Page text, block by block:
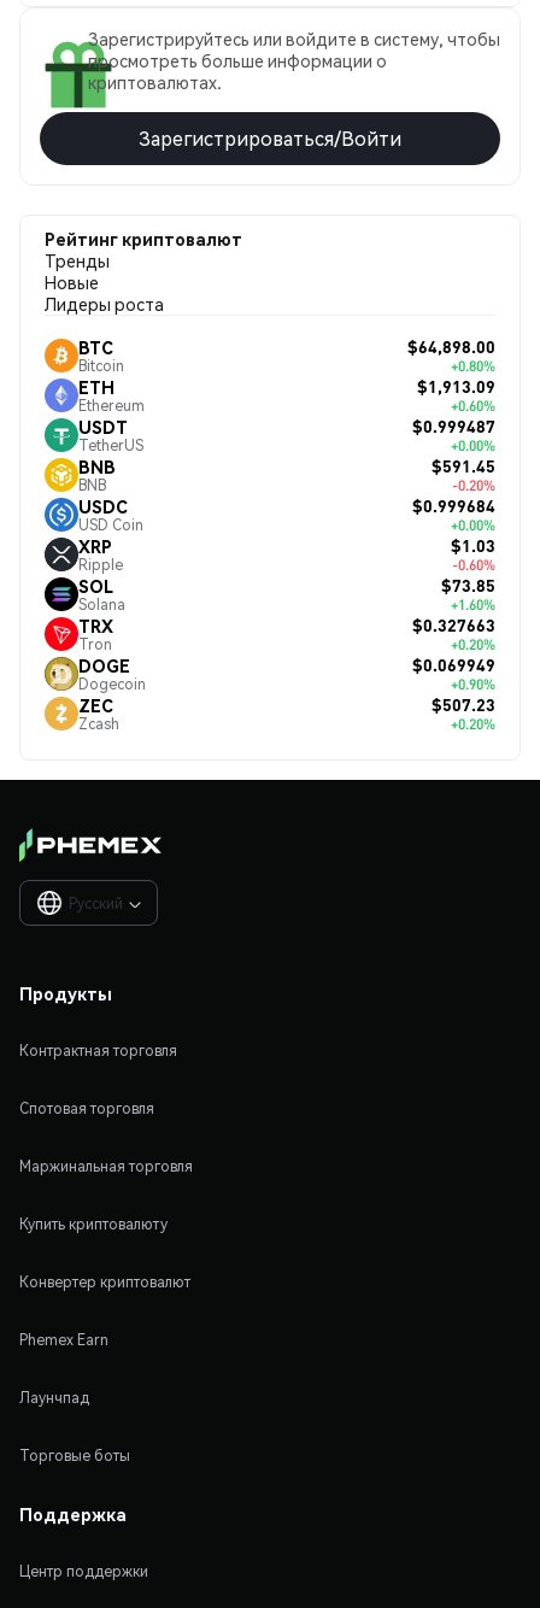
Зарегистрируйтесь или войдите в систему, чтобы
просмотреть больше информации о
криптовалютах.
Зарегистрироваться/Войти
Рейтинг криптовалют
Тренды
Новые
Лидеры роста
BTC
Bitcoin
$64,898.00
+0.80%
ETH
Ethereum
$1,913.09
+0.60%
USDT
TetherUS
$0.999487
+0.00%
BNB
BNB
$591.45
-0.20%
USDC
USD Coin
$0.999684
+0.00%
XRP
Ripple
$1.03
-0.60%
SOL
Solana
$73.85
+1.60%
TRX
Tron
$0.327663
+0.20%
DOGE
Dogecoin
$0.069949
+0.90%
ZEC
Zcash
$507.23
+0.20%
Русский 
Продукты
Контрактная торговля
Спотовая торговля
Маржинальная торговля
Купить криптовалюту
Конвертер криптовалют
Phemex Earn
Лаунчпад
Торговые боты
Поддержка
Центр поддержки